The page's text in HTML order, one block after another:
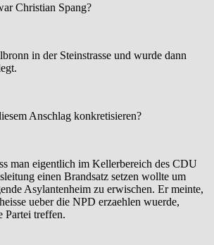
Christian Spang?
in der Steinstrasse und wurde dann
Anschlag konkretisieren?
man eigentlich im Kellerbereich des CDU
einen Brandsatz setzen wollte um
Asylantenheim zu erwischen. Er meinte,
ueber die NPD erzaehlen wuerde,
Partei treffen.